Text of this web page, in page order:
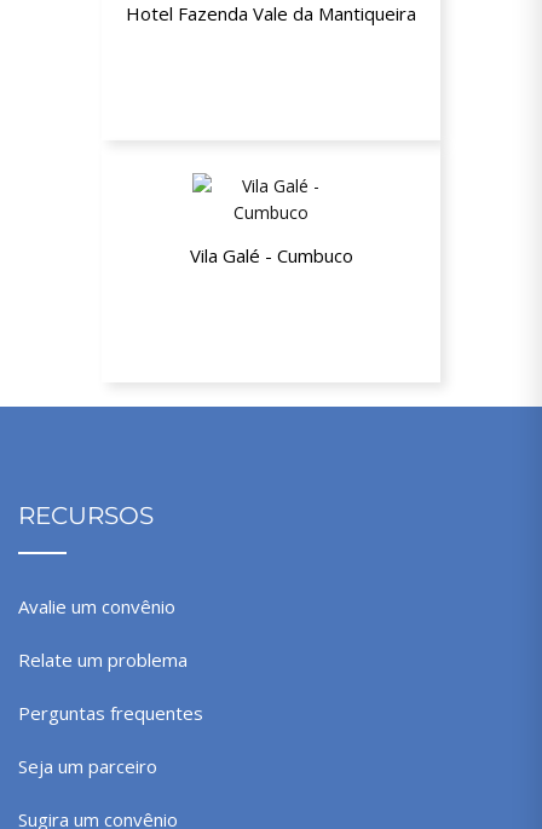
Hotel Fazenda Vale da Mantiqueira
Vila Galé - Cumbuco
RECURSOS
Avalie um convênio
Relate um problema
Perguntas frequentes
Seja um parceiro
Sugira um convênio